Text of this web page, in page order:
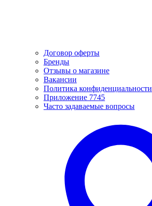
Договор оферты
Бренды
Отзывы о магазине
Вакансии
Политика конфиденциальности
Приложение 7745
Часто задаваемые вопросы